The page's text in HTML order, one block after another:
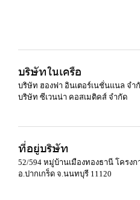
บริษัทในเครือ
บริษัท ฮองฟา อินเตอร์เนชั่นแนล จำ
บริษัท ซีเวนน่า คอสเมติคส์ จำกัด
ที่อยู่บริษัท
52/594 หมู่บ้านเมืองทองธานี โครง
อ.ปากเกร็ด จ.นนทบุรี 11120